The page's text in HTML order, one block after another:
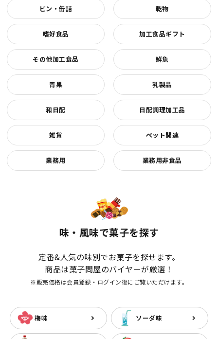
ビン・缶詰 乾物
嗜好食品 加工食品ギフト
その他加工食品 鮮魚
青果 乳製品
和日配 日配調理加工品
雑貨 ペット関連
業務用 業務用非食品
味・風味で菓子を探す
定番&人気の味別でお菓子を探せます。
商品は菓子問屋のバイヤーが厳選！
※販売価格は会員登録・ログイン後にご覧いただけます。
梅味 ソーダ味